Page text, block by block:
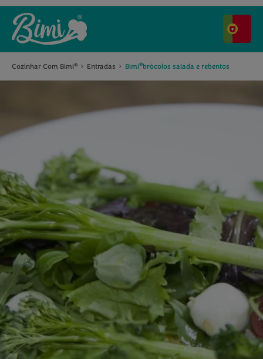
Cozinhar Com Bimi® Entradas Bimi®brócolos salada e rebentos